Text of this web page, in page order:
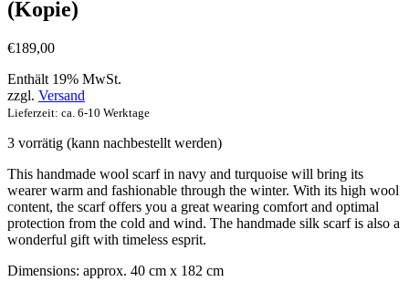
(Kopie)
€189,00
Enthält 19% MwSt.
zzgl. Versand
Lieferzeit: ca. 6-10 Werktage
3 vorrätig (kann nachbestellt werden)
This handmade wool scarf in navy and turquoise will bring its
wearer warm and fashionable through the winter. With its high wool
content, the scarf offers you a great wearing comfort and optimal
protection from the cold and wind. The handmade silk scarf is also a
wonderful gift with timeless esprit.
Dimensions: approx. 40 cm x 182 cm